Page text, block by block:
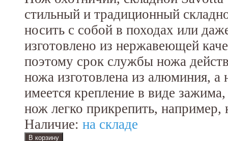
стильный и традиционный
носить с собой в походах или
изготовлено из нержавеющей
поэтому срок службы ножа
ножа изготовлена из алюминия, а
имеется крепление в виде
нож легко прикрепить,
Наличие: на складе